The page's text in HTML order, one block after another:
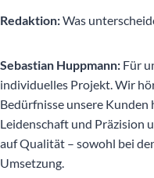
Redaktion:Was
Sebastian Huppmann: Für
individuelles Projekt. Wir
Bedürfnisse unsere Kunden
Leidenschaft und Präzision
auf Qualität – sowohl bei
Umsetzung.